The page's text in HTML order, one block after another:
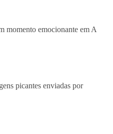
momento emocionante em A